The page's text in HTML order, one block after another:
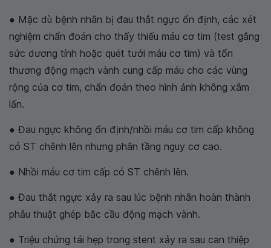
● Mặc dù bệnh nhân bị đau thắt ngực ổn định, các xét
nghiệm chẩn đoán cho thấy thiếu máu cơ tim (test gắng
sức dương tính hoặc quét tưới máu cơ tim) và tổn
thương động mạch vành cung cấp máu cho các vùng
rộng của cơ tim, chẩn đoán theo hình ảnh không xâm
lấn.
● Đau ngực không ổn định/nhồi máu cơ tim cấp không
có ST chênh lên nhưng phân tầng nguy cơ cao.
● Nhồi máu cơ tim cấp có ST chênh lên.
● Đau thắt ngực xảy ra sau lúc bệnh nhân hoàn thành
phẫu thuật ghép bắc cầu động mạch vành.
● Triệu chứng tái hẹp trong stent xảy ra sau can thiệp